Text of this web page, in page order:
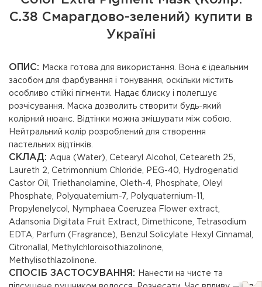
С.38 Смарагдово-зелений) купити в
Україні
ОПИС:
Маска готова для використання. Вона є ідеальним
засобом для фарбування і тонування, оскільки містить
особливо стійкі пігменти. Надає блиску і полегшує
розчісування. Маска дозволить створити будь-який
колірний нюанс. Відтінки можна змішувати між собою.
Нейтральний колір розроблений для створення
пастельних відтінків.
СКЛАД: Aqua (Water), Cetearyl Alcohol, Ceteareth 25,
Laureth 2, Cetrimonnium Chloride, PEG-40, Hydrogenatid
Castor Oil, Triethanolamine, Oleth-4, Phosphate, Oleyl
Phosphate, Polyquaternium-7, Polyquaternium-11,
Propylenelycol, Nymphaea Coeruzea Flower extract,
Adansonia Digitata Fruit Extract, Dimethicone, Tetrasodium
EDTA, Parfum (Fragrance), Benzul Solicylate Hexyl Cinnamal,
Citronallal, Methylchloroisothiazolinone,
Methylisothlazolinone.
СПОСІБ ЗАСТОСУВАННЯ:
Нанести на чисте та